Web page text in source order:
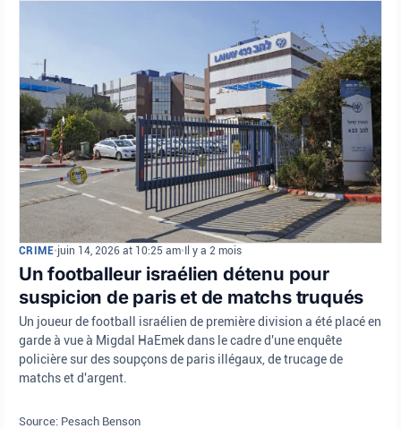
CRIME•juin 14, 2026 at 10:25 am•Il y a 2 mois
Un footballeur israélien détenu pour
suspicion de paris et de matchs truqués
Un joueur de football israélien de première division a été placé en
garde à vue à Migdal HaEmek dans le cadre d'une enquête
policière sur des soupçons de paris illégaux, de trucage de
matchs et d'argent.
Source: Pesach Benson